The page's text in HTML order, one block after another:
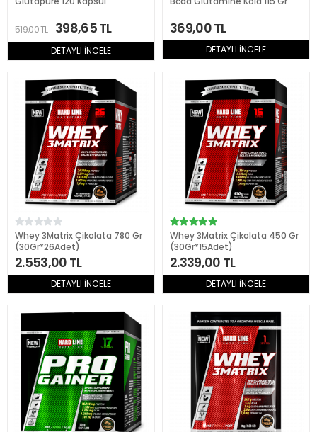
519,00 TL 398,65 TL
DETAYLI İNCELE
369,00 TL
DETAYLI İNCELE
Whey 3Matrix Çikolata 780 Gr
(30Gr*26Adet)
2.553,00 TL
DETAYLI İNCELE
Whey 3Matrix Çikolata 450 Gr
(30Gr*15Adet)
2.339,00 TL
DETAYLI İNCELE